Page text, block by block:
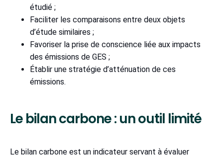
étudié ;
Faciliter les comparaisons entre deux objets
d’étude similaires ;
Favoriser la prise de conscience liée aux impacts
des émissions de GES ;
Établir une stratégie d’atténuation de ces
émissions.
Le bilan carbone : un outil limité
Le bilan carbone est un indicateur servant à évaluer